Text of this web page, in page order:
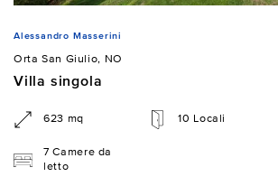
Alessandro Masserini
Orta San Giulio, NO
Villa singola
623 mq 10 Locali
7 Camere da
letto